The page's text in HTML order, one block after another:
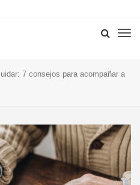
7 consejos para acompañar a